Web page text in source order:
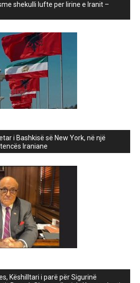
shekulli lufte per lirine e Iranit –
i Bashkisë së New York, në një
Iraniane
Këshilltari i parë për Sigurinë